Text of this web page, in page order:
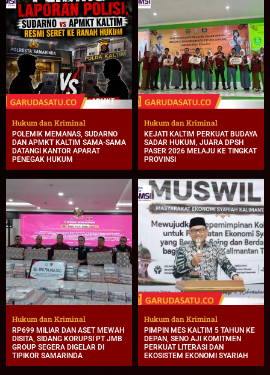
Hukum dan Kriminal
POLEMIK MEMANAS, SUDARNO
DAN APMKT KALTIM SAMA-SAMA
DATANGI KANTOR APARAT
PENEGAK HUKUM
Hukum dan Kriminal
KEJATI KALTIM PERKUAT BUDAYA
SADAR HUKUM, JUARA DPSH
PASER 2026 MELAJU KE TINGKAT
PROVINSI
Hukum dan Kriminal
RP699 MILIAR DAN ASET MEWAH
DISITA, SIDANG KORUPSI PT JMB
GROUP SEGERA DIGELAR DI
TIPIKOR SAMARINDA
Hukum dan Kriminal
PIMPIN MES KALTIM 5 TAHUN KE
DEPAN, SENO AJI KOMITMEN
PERKUAT LITERASI DAN
EKOSISTEM EKONOMI SYARIAH